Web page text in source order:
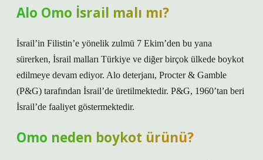
Alo Omo İsrail malı mı?
İsrail’in Filistin’e yönelik zulmü 7 Ekim’den bu yana
sürerken, İsrail malları Türkiye ve diğer birçok ülkede boykot
edilmeye devam ediyor. Alo deterjanı, Procter & Gamble
(P&G) tarafından İsrail’de üretilmektedir. P&G, 1960’tan beri
İsrail’de faaliyet göstermektedir.
Omo neden boykot ürünü?